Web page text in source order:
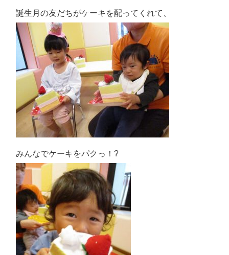
誕生月の友だちがケーキを配ってくれて、
みんなでケーキをパクっ！?